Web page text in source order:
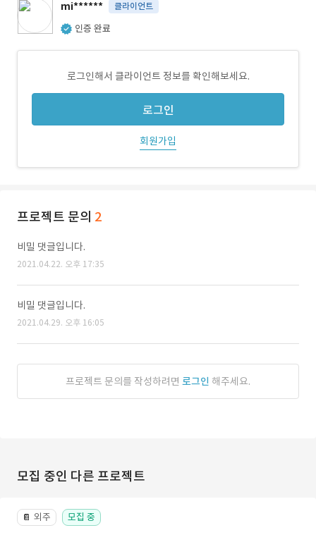
mi****** 클라이언트
인증 완료
로그인해서 클라이언트 정보를 확인해보세요.
로그인
회원가입
프로젝트 문의 2
비밀 댓글입니다.
2021.04.22. 오후 17:35
비밀 댓글입니다.
2021.04.29. 오후 16:05
프로젝트 문의를 작성하려면 로그인 해주세요.
모집 중인 다른 프로젝트
📔 외주 모집 중